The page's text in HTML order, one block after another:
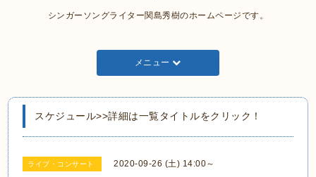
シンガーソングライター関島秀樹のホームページです。
メニュー
スケジュール>>詳細は一覧タイトルをクリック！
ライブ・コンサート 2020-09-26 (土) 14:00～